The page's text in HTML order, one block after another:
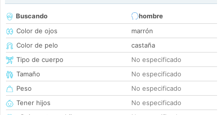
Buscando
hombre
Color de ojos
marrón
Color de pelo
castaña
Tipo de cuerpo
No especificado
Tamaño
No especificado
Peso
No especificado
Tener hijos
No especificado